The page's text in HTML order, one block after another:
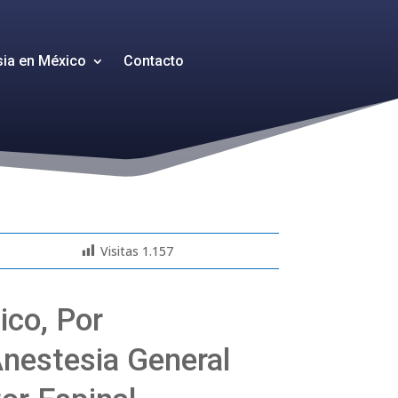
en México Contacto
Visitas 1.157
Por
General